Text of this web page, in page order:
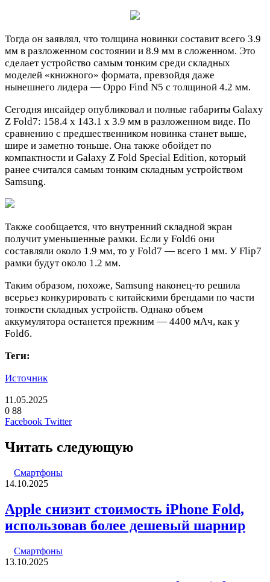
Тогда он заявлял, что толщина новинки составит всего 3.9
мм в разложенном состоянии и 8.9 мм в сложенном. Это
сделает устройство самым тонким среди складных
моделей «книжного» формата, превзойдя даже
нынешнего лидера — Oppo Find N5 с толщиной 4.2 мм.
Сегодня инсайдер опубликовал и полные габариты Galaxy
Z Fold7: 158.4 х 143.1 х 3.9 мм в разложенном виде. По
сравнению с предшественником новинка станет выше,
шире и заметно тоньше. Она также обойдет по
компактности и Galaxy Z Fold Special Edition, который
ранее считался самым тонким складным устройством
Samsung.
Также сообщается, что внутренний складной экран
получит уменьшенные рамки. Если у Fold6 они
составляли около 1.9 мм, то у Fold7 — всего 1 мм. У Flip7
рамки будут около 1.2 мм.
Таким образом, похоже, Samsung наконец-то решила
всерьез конкурировать с китайскими брендами по части
тонкости складных устройств. Однако объем
аккумулятора останется прежним — 4400 мАч, как у
Fold6.
Теги:
Источник
11.05.2025
0 88
Facebook TwitterLinkedIn
Pinterest
Вконтакте
Одноклассники
Skype
WhatsApp
Telegram
Viber
Читать следующую
Смартфоны
14.10.2025
Apple снизит стоимость iPhone Fold,
использовав более дешевый шарнир
Смартфоны
13.10.2025